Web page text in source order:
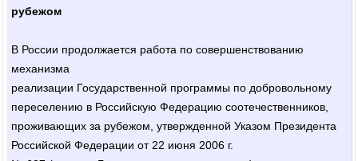
рубежом
В России продолжается работа по совершенствованию
механизма
реализации Государственной программы по добровольному
переселению в Российскую Федерацию соотечественников,
проживающих за рубежом, утвержденной Указом Президента
Российской Федерации от 22 июня 2006 г.